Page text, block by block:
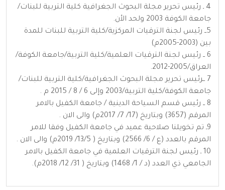
4 ـ رئيس تحرير مجلة البحوث الجغرافية كلية التربية للبنات/
جامعة الكوفة 2003 ولحد الأن.
5ــ رئيس لجنة الترقيات المركزية/كلية التربية للبنات للمدة
بين (2003-2005م)
6 ــ رئيس لجنة الترقيات العلمية/كلية التربية/جامعة الكوفة/
العراق/2005-2012.
7 ــرئيس تحرير مجلة البحوث الجغرافية/كلية التربية للبنات/
جامعة الكوفة/كلية التربية/2003 وإلى 6 / 8 / 2015 م .
8 ــ رئيس قسم السياحة الدينية / جامعة الكفيل بالامر
المرقم (3657) وبتاريخ (17/ 7/ 2017م) والى الان .
9ـ تم تخويلنا صلاحية عميد في جامعة الكفيل وفقا للامر
المرقم بالعدد (ع / 6/ 2566) وبتاريخ ( 13/5/ 2019م) والى الان .
10 ـ رئيس لجنة الترقيات العلمية في جامعة الكفيل بالامر
الجامعي ذي العدد (د / 1/ 1468) وبتاريخ ( 31/ 12/ 2018م).